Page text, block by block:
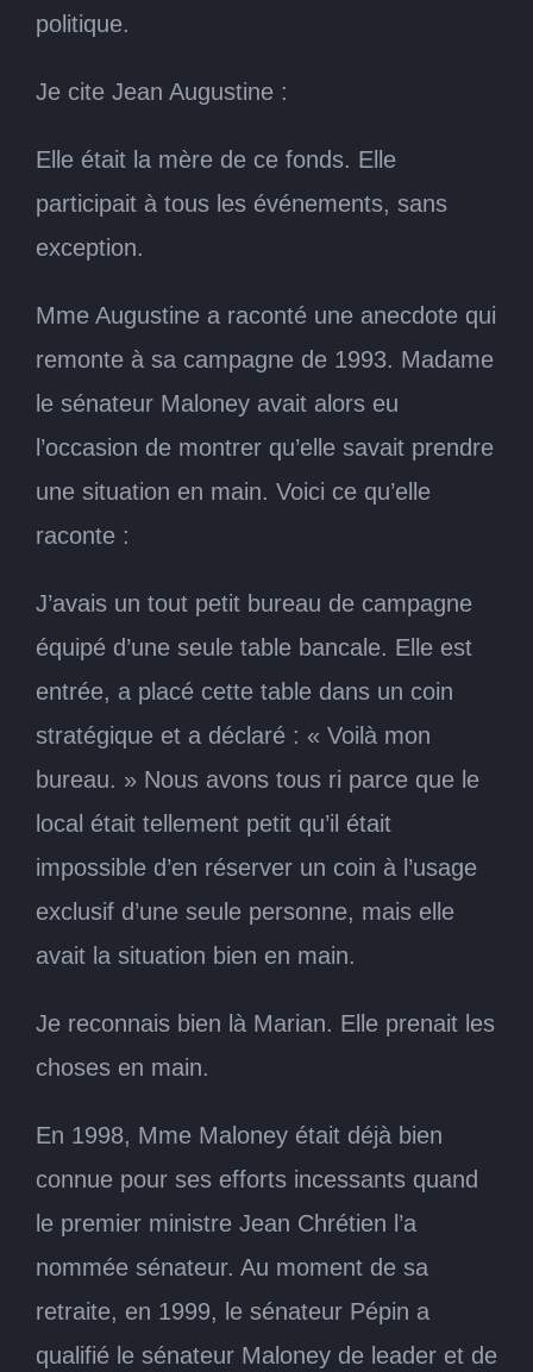
politique.
Je cite Jean Augustine :
Elle était la mère de ce fonds. Elle
participait à tous les événements, sans
exception.
Mme Augustine a raconté une anecdote qui
remonte à sa campagne de 1993. Madame
le sénateur Maloney avait alors eu
l’occasion de montrer qu’elle savait prendre
une situation en main. Voici ce qu’elle
raconte :
J’avais un tout petit bureau de campagne
équipé d’une seule table bancale. Elle est
entrée, a placé cette table dans un coin
stratégique et a déclaré : « Voilà mon
bureau. » Nous avons tous ri parce que le
local était tellement petit qu’il était
impossible d’en réserver un coin à l’usage
exclusif d’une seule personne, mais elle
avait la situation bien en main.
Je reconnais bien là Marian. Elle prenait les
choses en main.
En 1998, Mme Maloney était déjà bien
connue pour ses efforts incessants quand
le premier ministre Jean Chrétien l’a
nommée sénateur. Au moment de sa
retraite, en 1999, le sénateur Pépin a
qualifié le sénateur Maloney de leader et de